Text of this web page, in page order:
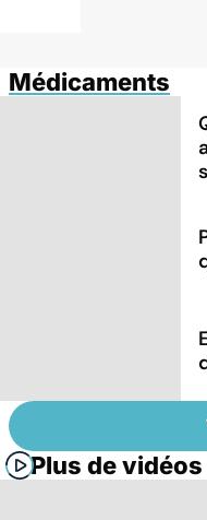
Médicaments
Plus de vidéos